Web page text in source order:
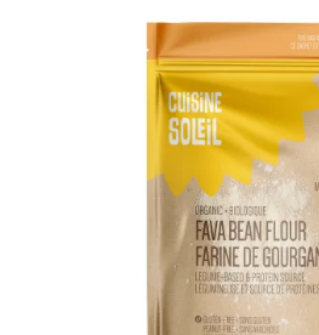
AJOUTER AU PANIER /